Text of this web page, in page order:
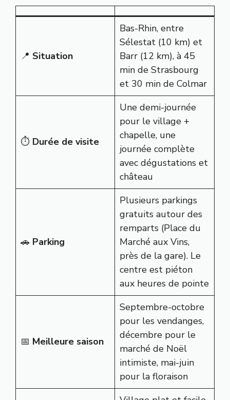
📍 Situation
Bas-Rhin, entre
Sélestat (10 km) et
Barr (12 km), à 45
min de Strasbourg
et 30 min de Colmar
⏱️ Durée de visite
Une demi-journée
pour le village +
chapelle, une
journée complète
avec dégustations et
château
🚗 Parking
Plusieurs parkings
gratuits autour des
remparts (Place du
Marché aux Vins,
près de la gare). Le
centre est piéton
aux heures de pointe
📅 Meilleure saison
Septembre-octobre
pour les vendanges,
décembre pour le
marché de Noël
intimiste, mai-juin
pour la floraison